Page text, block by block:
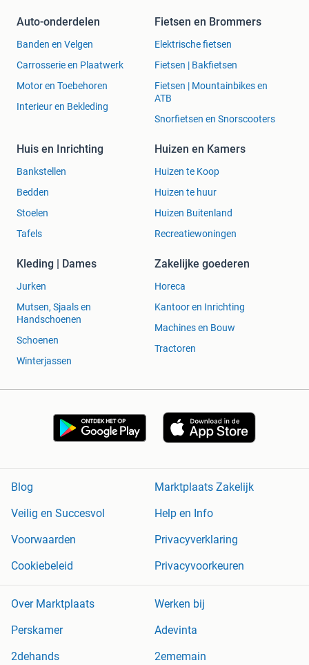
Auto-onderdelen
Banden en Velgen
Carrosserie en Plaatwerk
Motor en Toebehoren
Interieur en Bekleding
Fietsen en Brommers
Elektrische fietsen
Fietsen | Bakfietsen
Fietsen | Mountainbikes en
ATB
Snorfietsen en Snorscooters
Huis en Inrichting
Bankstellen
Bedden
Stoelen
Tafels
Huizen en Kamers
Huizen te Koop
Huizen te huur
Huizen Buitenland
Recreatiewoningen
Kleding | Dames
Jurken
Mutsen, Sjaals en
Handschoenen
Schoenen
Winterjassen
Zakelijke goederen
Horeca
Kantoor en Inrichting
Machines en Bouw
Tractoren
Blog
Marktplaats Zakelijk
Veilig en Succesvol
Help en Info
Voorwaarden
Privacyverklaring
Cookiebeleid
Privacyvoorkeuren
Over Marktplaats
Werken bij
Perskamer
Adevinta
2dehands
2ememain